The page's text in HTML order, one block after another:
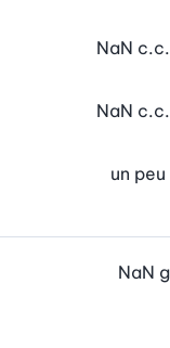
NaN c.c.
NaN c.c.
un peu
NaN g